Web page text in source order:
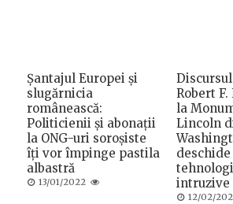
Șantajul Europei și
slugărnicia
românească:
Politicienii și abonații
la ONG-uri soroșiste
îți vor împinge pastila
albastră
Posted
13/01/2022
Robert F.
la
Lincoln
intruzive
Posted
12/02/